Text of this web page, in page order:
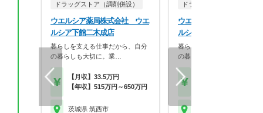
ドラッグストア（調剤併設）
ウエルシア薬局株式会社 ウエ
ルシア下館二木成店
暮らしを支える仕事だから、自分
の暮らしも大切に。業…
【月収】33.5万円
【年収】515万円～650万円
茨城県 筑西市
ドラッグストア（調剤併設
ウエルシア薬局株式会社
ルシア筑西協和店
暮らしを支える仕事だから、
の暮らしも大切に。業…